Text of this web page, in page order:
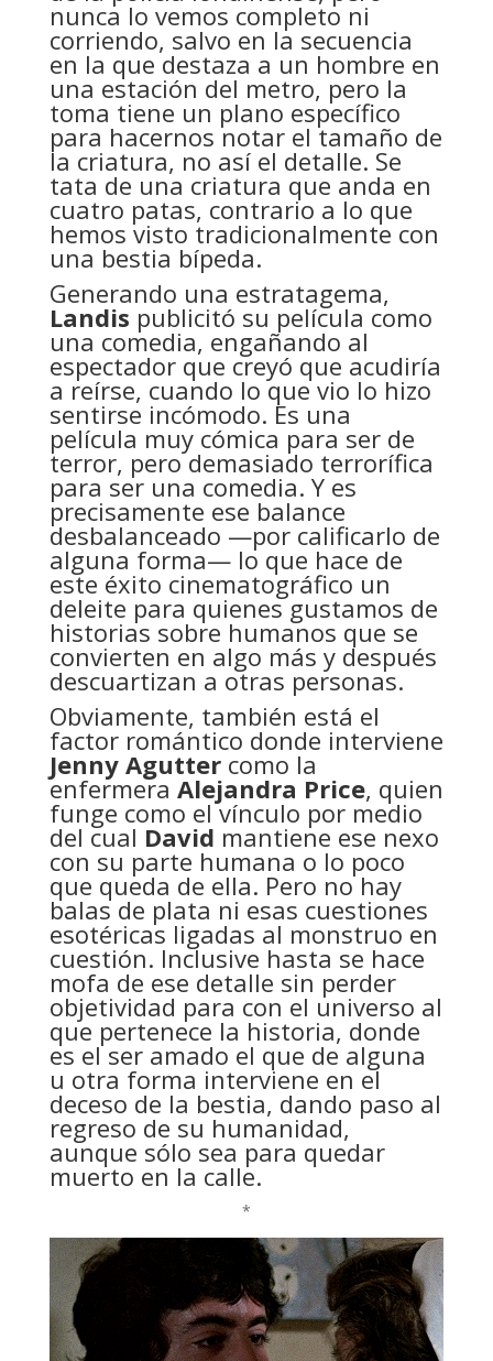
nunca lo vemos completo ni
corriendo, salvo en la secuencia
en la que destaza a un hombre en
una estación del metro, pero la
toma tiene un plano específico
para hacernos notar el tamaño de
la criatura, no así el detalle. Se
tata de una criatura que anda en
cuatro patas, contrario a lo que
hemos visto tradicionalmente con
una bestia bípeda.
Generando una estratagema,
Landis publicitó su película como
una comedia, engañando al
espectador que creyó que acudiría
a reírse, cuando lo que vio lo hizo
sentirse incómodo. Es una
película muy cómica para ser de
terror, pero demasiado terrorífica
para ser una comedia. Y es
precisamente ese balance
desbalanceado —por calificarlo de
alguna forma— lo que hace de
este éxito cinematográfico un
deleite para quienes gustamos de
historias sobre humanos que se
convierten en algo más y después
descuartizan a otras personas.
Obviamente, también está el
factor romántico donde interviene
Jenny Aguttercomo la
enfermera Alejandra Price, quien
funge como el vínculo por medio
del cual David mantiene ese nexo
con su parte humana o lo poco
que queda de ella. Pero no hay
balas de plata ni esas cuestiones
esotéricas ligadas al monstruo en
cuestión. Inclusive hasta se hace
mofa de ese detalle sin perder
objetividad para con el universo al
que pertenece la historia, donde
es el ser amado el que de alguna
u otra forma interviene en el
deceso de la bestia, dando paso al
regreso de su humanidad,
aunque sólo sea para quedar
muerto en la calle.
*